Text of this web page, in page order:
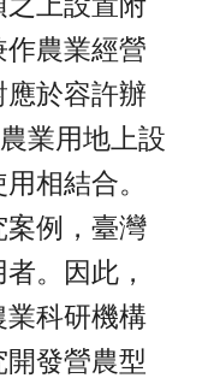
農業經營
於容許辦
業用地上設
相結合。
例，臺灣
。因此，
業科研機構
發營農型